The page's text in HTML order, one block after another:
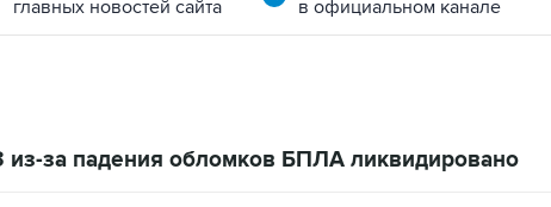
главных новостей сайта
в официальном канале
за падения обломков БПЛА ликвидировано